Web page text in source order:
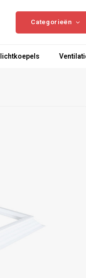
Categorieën